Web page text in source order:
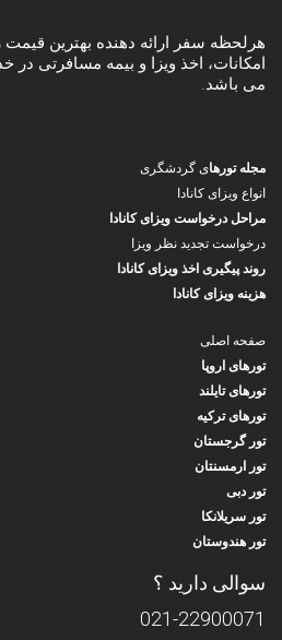
هرلحظه سفر ارائه دهنده بهترین قیمت
امکانات، اخذ ویزا و بیمه مسافرتی
می باشد.
مجله تورهای گردشگری
انواع ویزای کانادا
مراحل درخواست ویزای کانادا
درخواست تجدید نظر ویزا
روند پیگیری اخذ ویزای کانادا
هزینه ویزای کانادا
صفحه اصلی
تورهای اروپا
تورهای تایلند
تورهای ترکیه
تور گرجستان
تور ارمسنتان
تور دبی
تور سریلانکا
تور هندوستان
سوالی دارید ؟
021-22900071